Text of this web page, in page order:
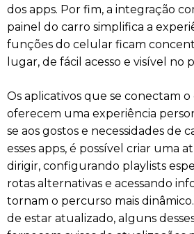
dos apps. Por fim, a integração
painel do carro simplifica a
funções do celular ficam
lugar, de fácil acesso e visível no
Os aplicativos que se conectam
oferecem uma experiência
se aos gostos e necessidades de
esses apps, é possível criar uma
dirigir, configurando playlists
rotas alternativas e acessando
tornam o percurso mais
de estar atualizado, alguns